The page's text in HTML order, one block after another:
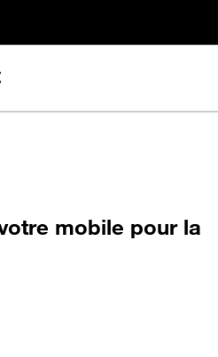
mobile pour la